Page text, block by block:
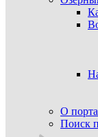
О
Поиск